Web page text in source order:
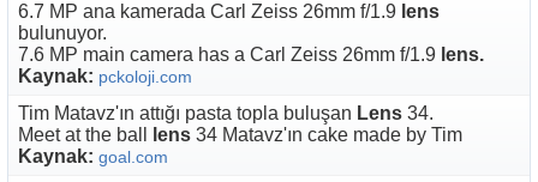
6.7 MP ana kamerada Carl Zeiss 26mm f/1.9 lens
bulunuyor.
7.6 MP main camera has a Carl Zeiss 26mm f/1.9 lens.
Kaynak: pckoloji.com
Tim Matavz'ın attığı pasta topla buluşan Lens 34.
Meet at the ball
lens 34 Matavz'ın cake made ​​by Tim
Kaynak: goal.com